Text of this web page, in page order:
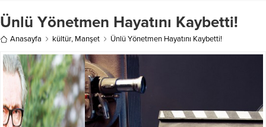
Ünlü Yönetmen Hayatını Kaybetti!
Anasayfa kültür, Manşet Ünlü Yönetmen Hayatını Kaybetti!